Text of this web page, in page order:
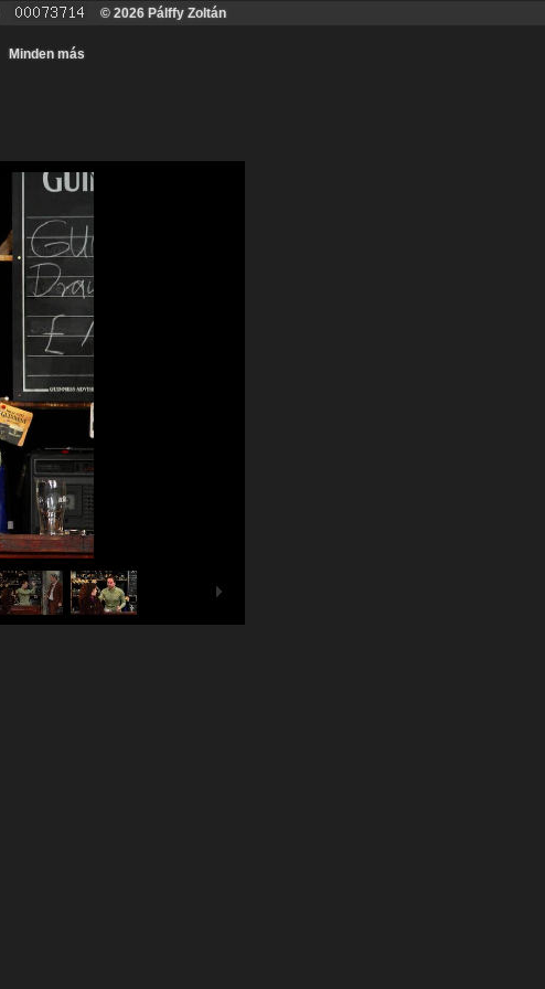
Minden más
© 2026 Pálffy Zoltán